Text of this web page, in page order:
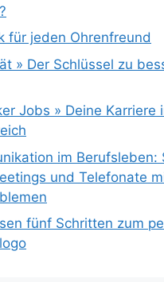
für jeden Ohrenfreund
» Der Schlüssel zu
Jobs » Deine Karriere
im Berufsleben:
und Telefonate
fünf Schritten zum